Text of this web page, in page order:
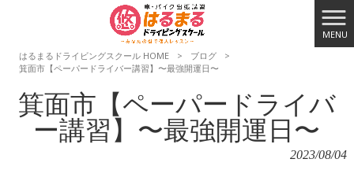
MENU
はるまるドライビングスクール HOME
> ブログ
>
箕面市【ペーパードライバー講習】〜最強開運日〜
箕面市【ペーパードライバ
ー講習】〜最強開運日〜
2023/08/04